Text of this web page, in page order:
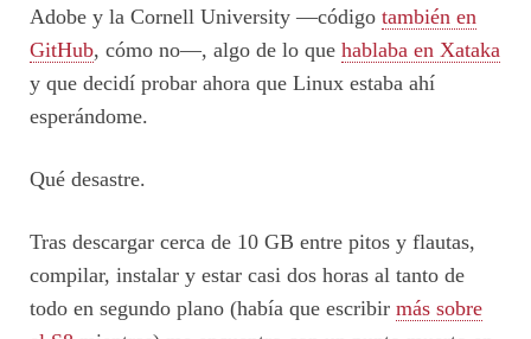
Adobe y la Cornell University —código también en
GitHub, cómo no—, algo de lo que hablaba en Xataka
y que decidí probar ahora que Linux estaba ahí
esperándome.
Qué desastre.
Tras descargar cerca de 10 GB entre pitos y flautas,
compilar, instalar y estar casi dos horas al tanto de
todo en segundo plano (había que escribir más sobre